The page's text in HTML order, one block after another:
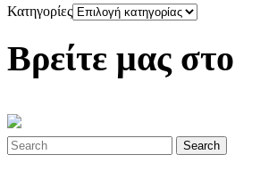
Κατηγορίες
Βρείτε μας στο